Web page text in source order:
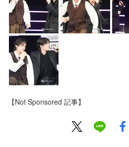
【Not Sponsored 記事】